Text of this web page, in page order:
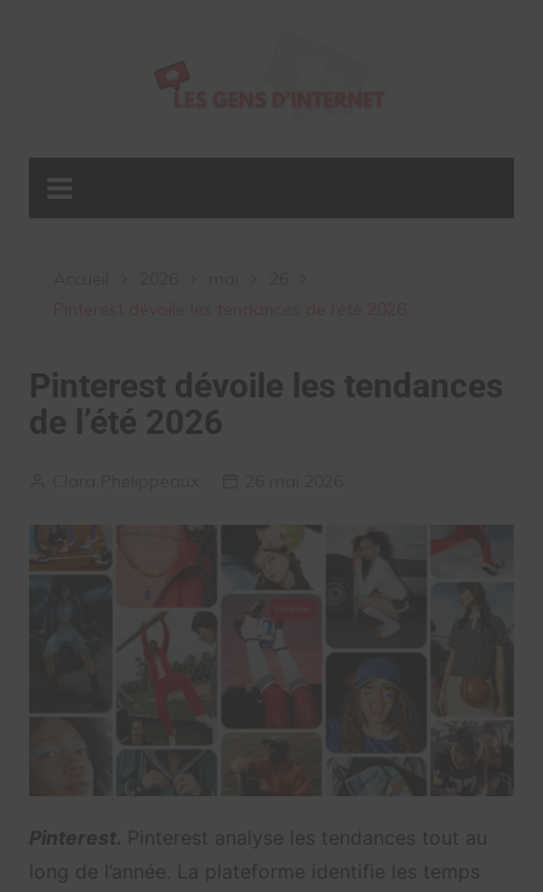
Pinterest dévoile les tendances
de l’été 2026
Pinterest. Pinterest analyse les tendances tout au
long de l’année. La plateforme identifie les temps